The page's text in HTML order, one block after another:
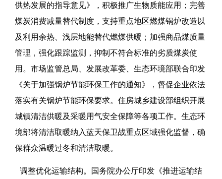
供热发展的指导意见》，积极推广生物质能应用；完善
煤炭消费减量替代制度，支持重点地区燃煤锅炉改造以
及利用余热、浅层地能替代燃煤供暖；加强商品煤质量
管理，强化跟踪监测，抑制不符合标准的劣质煤炭使
用。市场监管总局、发展改革委、生态环境部联合印发
《关于加强锅炉节能环保工作的通知》，督促企业依法
落实有关锅炉节能环保要求。住房城乡建设部组织开展
城镇清洁供暖及采暖用气安全保障等各项工作。生态环
境部将清洁取暖纳入蓝天保卫战重点区域强化监督，确
保群众温暖过冬和清洁取暖。
调整优化运输结构。国务院办公厅印发《推进运输结